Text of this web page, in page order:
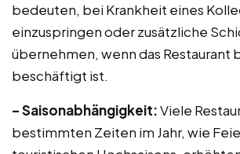
bedeuten, bei Krankheit eines
einzuspringen oder zusätzliche
übernehmen, wenn das Restaurant
beschäftigt ist.
– Saisonabhängigkeit:Viele
bestimmten Zeiten im Jahr, wie